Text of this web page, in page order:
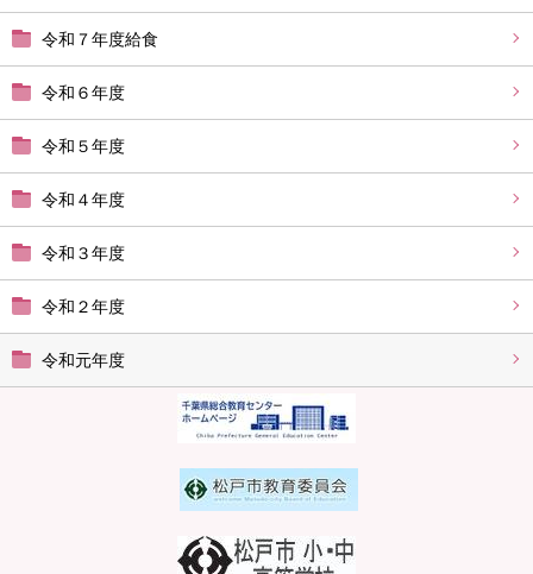
令和７年度給食
令和６年度
令和５年度
令和４年度
令和３年度
令和２年度
令和元年度